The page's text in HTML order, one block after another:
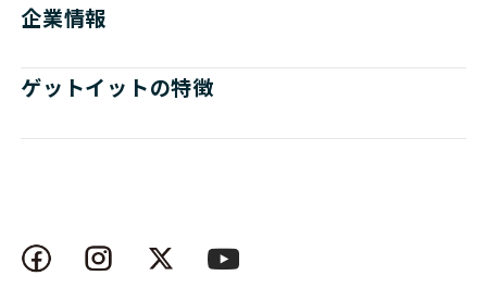
企業情報
ゲットイットの特徴